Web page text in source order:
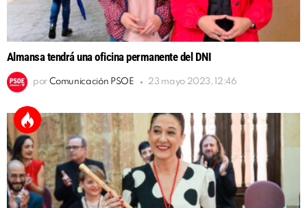
Almansa tendrá una oficina permanente del DNI
por Comunicación PSOE 23 mayo 2023, 12:46